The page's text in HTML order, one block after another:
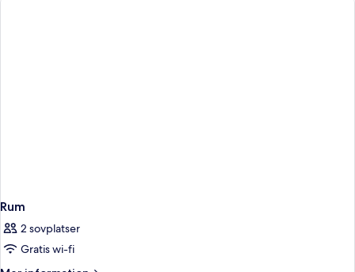
Rum
2 sovplatser
Gratis wi-fi